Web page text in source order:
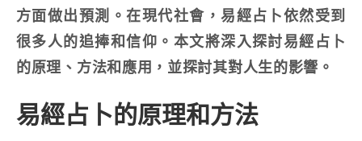
方面做出預測。在現代社會，易經占卜依然受到
很多人的追捧和信仰。本文將深入探討易經占卜
的原理、方法和應用，並探討其對人生的影響。
易經占卜的原理和方法